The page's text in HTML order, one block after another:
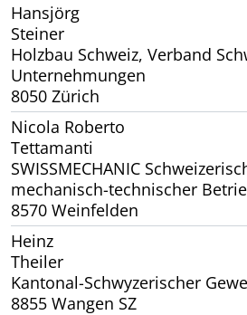
Hansjörg
Steiner
Holzbau Schweiz, Verband
Unternehmungen
8050 Zürich
Nicola Roberto
Tettamanti
SWISSMECHANIC
mechanisch-technischer
8570 Weinfelden
Heinz
Theiler
Kantonal-Schwyzerischer
8855 Wangen SZ